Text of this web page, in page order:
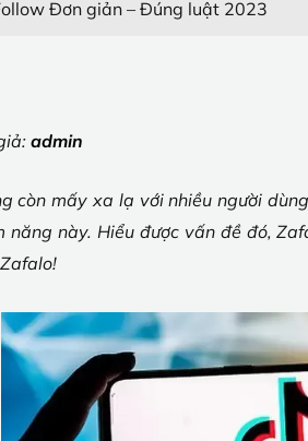
Đơn giản – Đúng luật 2023
admin
còn mấy xa lạ với nhiều người
này. Hiểu được vấn đề đó,